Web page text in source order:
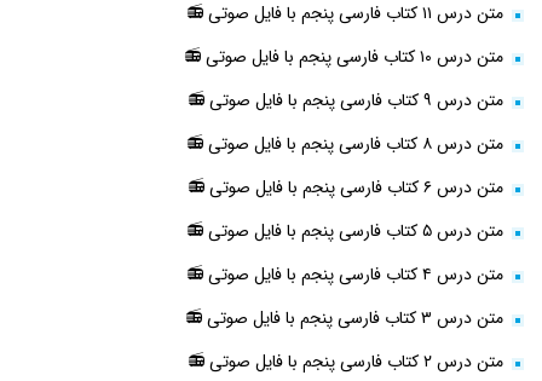
متن درس ۱۱ کتاب فارسی پنجم با فایل صوتی 📻
متن درس ۱۰ کتاب فارسی پنجم با فایل صوتی 📻
متن درس ۹ کتاب فارسی پنجم با فایل صوتی 📻
متن درس ۸ کتاب فارسی پنجم با فایل صوتی 📻
متن درس ۶ کتاب فارسی پنجم با فایل صوتی 📻
متن درس ۵ کتاب فارسی پنجم با فایل صوتی 📻
متن درس ۴ کتاب فارسی پنجم با فایل صوتی 📻
متن درس ۳ کتاب فارسی پنجم با فایل صوتی 📻
متن درس ۲ کتاب فارسی پنجم با فایل صوتی 📻